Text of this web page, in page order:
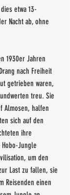
etwa 13-
Nacht ab, ohne
1930er Jahren
nach Freiheit
getrieben waren,
treu. Sie
Almosen, halfen
sich auf den
ihre
Jungle
um den
Last zu fallen, sie
Reisenden einen